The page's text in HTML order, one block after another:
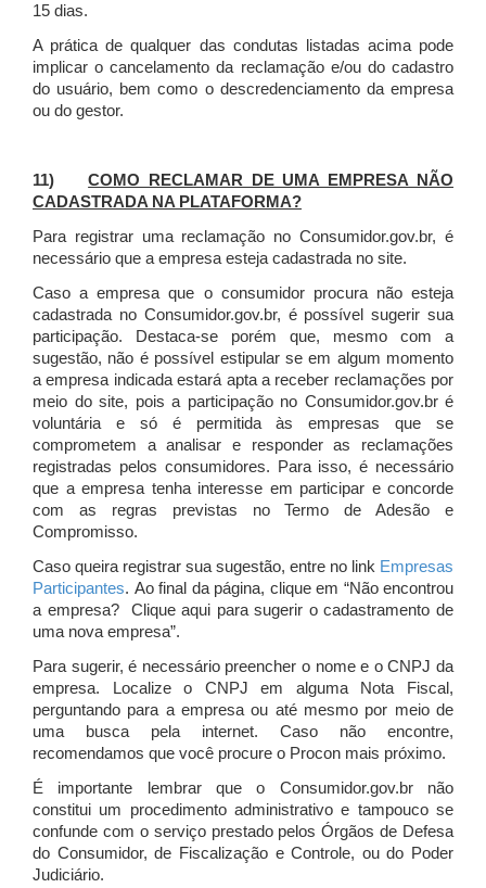
15 dias.
A prática de qualquer das condutas listadas acima pode
implicar o cancelamento da reclamação e/ou do cadastro
do usuário, bem como o descredenciamento da empresa
ou do gestor.
11)COMO RECLAMAR DE UMA EMPRESA NÃO
CADASTRADA NA PLATAFORMA?
Para registrar uma reclamação no Consumidor.gov.br, é
necessário que a empresa esteja cadastrada no site.
Caso a empresa que o consumidor procura não esteja
cadastrada no Consumidor.gov.br, é possível sugerir sua
participação. Destaca-se porém que, mesmo com a
sugestão, não é possível estipular se em algum momento
a empresa indicada estará apta a receber reclamações por
meio do site, pois a participação no Consumidor.gov.br é
voluntária e só é permitida às empresas que se
comprometem a analisar e responder as reclamações
registradas pelos consumidores. Para isso, é necessário
que a empresa tenha interesse em participar e concorde
com as regras previstas no Termo de Adesão e
Compromisso.
Caso queira registrar sua sugestão, entre no link Empresas
Participantes. Ao final da página, clique em “Não encontrou
a empresa? Clique aqui para sugerir o cadastramento de
uma nova empresa”.
Para sugerir, é necessário preencher o nome e o CNPJ da
empresa. Localize o CNPJ em alguma Nota Fiscal,
perguntando para a empresa ou até mesmo por meio de
uma busca pela internet. Caso não encontre,
recomendamos que você procure o Procon mais próximo.
É importante lembrar que o Consumidor.gov.br não
constitui um procedimento administrativo e tampouco se
confunde com o serviço prestado pelos Órgãos de Defesa
do Consumidor, de Fiscalização e Controle, ou do Poder
Judiciário.